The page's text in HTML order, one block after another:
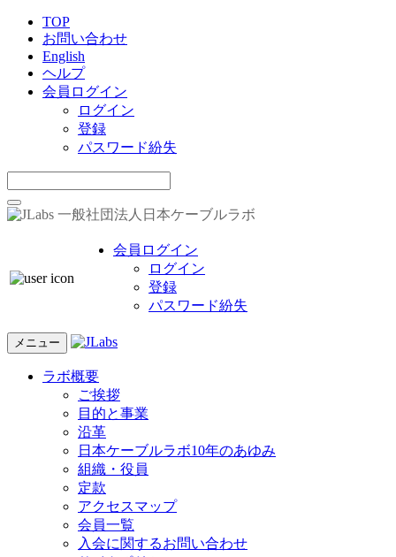
TOP
お問い合わせ
English
ヘルプ
会員ログイン
ログイン
登録
パスワード紛失
一般社団法人日本ケーブルラボ
会員ログイン
ログイン
登録
パスワード紛失
メニュー
ラボ概要
ご挨拶
目的と事業
沿革
日本ケーブルラボ10年のあゆみ
組織・役員
定款
アクセスマップ
会員一覧
入会に関するお問い合わせ